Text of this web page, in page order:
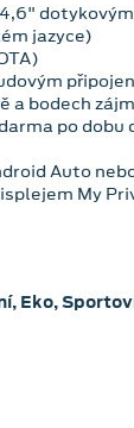
jazyce)
a bodech
po
Auto
My
Eko,